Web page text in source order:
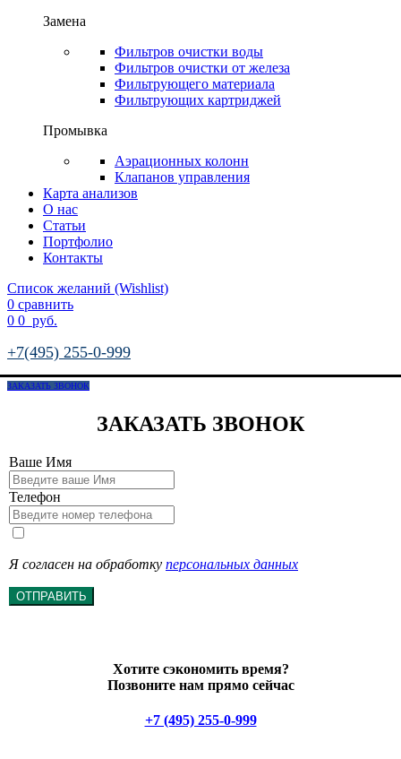
Замена
Фильтров очистки воды
Фильтров очистки от железа
Фильтрующего материала
Фильтрующих картриджей
Промывка
Аэрационных колонн
Клапанов управления
Карта анализов
О нас
Статьи
Портфолио
Контакты
Список желаний (Wishlist)
0 сравнить
0 0 руб.
+7(495) 255-0-999
ЗАКАЗАТЬ ЗВОНОК
ЗАКАЗАТЬ ЗВОНОК
Ваше Имя
Телефон
Я согласен на обработку персональных данных
ОТПРАВИТЬ
Хотите сэкономить время?
Позвоните нам прямо сейчас
+7 (495) 255-0-999